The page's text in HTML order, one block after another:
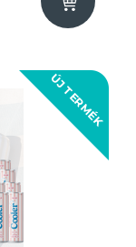
ÚJ TERMÉK